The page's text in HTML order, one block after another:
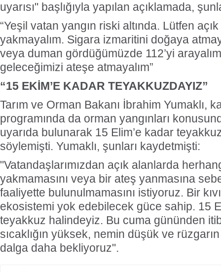
uyarısı" başlığıyla yapılan açıklamada,
“Yeşil vatan yangın riski altında. Lütfen
yakmayalım. Sigara izmaritini doğaya
veya duman gördüğümüzde 112’yi
geleceğimizi ateşe atmayalım”
“15 EKİM’E KADAR TEYAKKUZDAYIZ”
Tarım ve Orman Bakanı İbrahim Yumaklı,
programında da orman yangınları
uyarıda bulunarak 15 Elim’e kadar
söylemişti. Yumaklı, şunları kaydetmişti:
"Vatandaşlarımızdan açık alanlarda
yakmamasını veya bir ateş yanmasına
faaliyette bulunulmamasını istiyoruz. Bir
ekosistemi yok edebilecek güce sahip. 15
teyakkuz halindeyiz. Bu cuma gününden
sıcaklığın yüksek, nemin düşük ve
dalga daha bekliyoruz".